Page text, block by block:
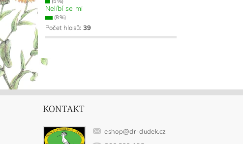
Nelíbí se mi
(8%)
Počet hlasů: 39
KONTAKT
eshop@dr-dudek.cz